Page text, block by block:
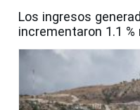
Los ingresos
incrementaron 1.1